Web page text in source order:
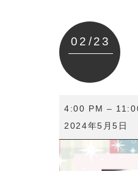
02/23
佑
美
4:00 PM –
2024年5月5日